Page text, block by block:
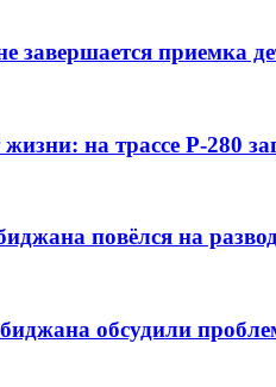
завершается приемка
жизни: на трассе Р-280
повёлся на
обсудили